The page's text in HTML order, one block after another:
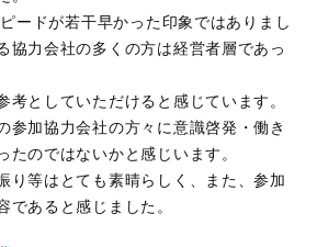
ードが若干早かった印象ではありまし
協力会社の多くの方は経営者層であっ
としていただけると感じています。
参加協力会社の方々に意識啓発・働き
たのではないかと感じいます。
り等はとても素晴らしく、また、参加
であると感じました。